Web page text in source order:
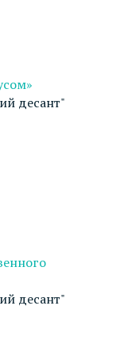
десант"
десант"